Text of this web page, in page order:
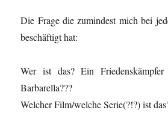
Die Frage die zumindest mich bei
beschäftigt hat:
Wer ist das? Ein Friedenskämpfer
Barbarella???
Welcher Film/welche Serie(?!?) ist